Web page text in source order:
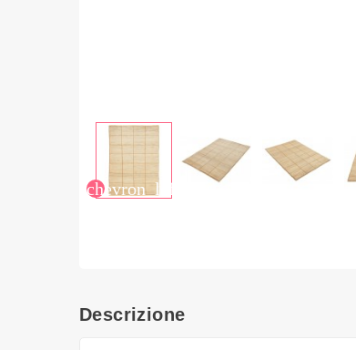
chevron_left
Descrizione